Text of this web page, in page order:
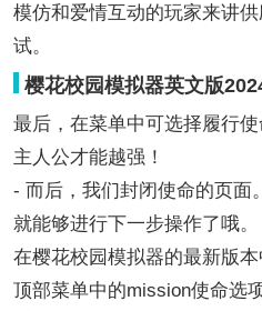
模仿和爱情互动的玩家来讲
试。
樱花校园模拟器英文版
最后，在菜单中可选择履行
主人公才能越强！
- 而后，我们封闭使命的页面
就能够进行下一步操作了哦。
在樱花校园模拟器的最新版
顶部菜单中的mission使命选